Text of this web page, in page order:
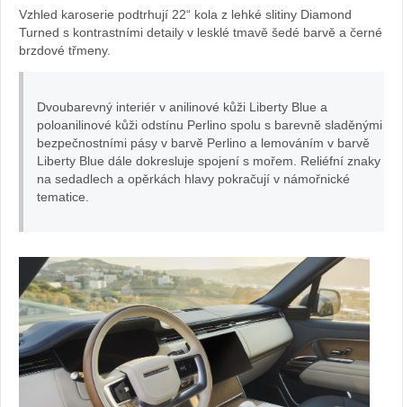
Vzhled karoserie podtrhují 22“ kola z lehké slitiny Diamond
Turned s kontrastními detaily v lesklé tmavě šedé barvě a černé
brzdové třmeny.
Dvoubarevný interiér v anilinové kůži Liberty Blue a
poloanilinové kůži odstínu Perlino spolu s barevně sladěnými
bezpečnostními pásy v barvě Perlino a lemováním v barvě
Liberty Blue dále dokresluje spojení s mořem. Reliéfní znaky
na sedadlech a opěrkách hlavy pokračují v námořnické
tematice.